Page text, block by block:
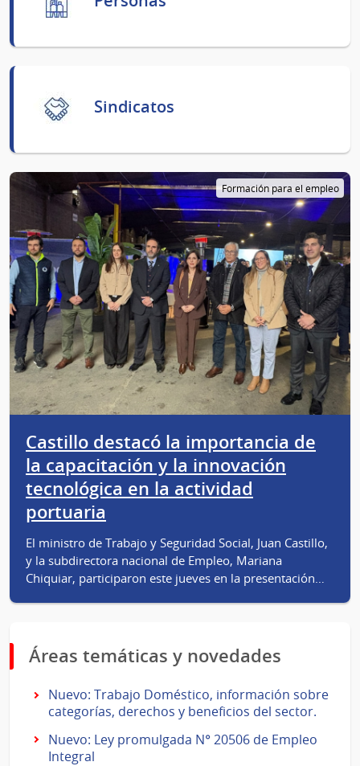
Sindicatos
Formación para el empleo
Castillo destacó la importancia de
la capacitación y la innovación
tecnológica en la actividad
portuaria
El ministro de Trabajo y Seguridad Social, Juan Castillo,
y la subdirectora nacional de Empleo, Mariana
Chiquiar, participaron este jueves en la presentación…
Áreas temáticas y novedades
Nuevo: Trabajo Doméstico, información sobre
categorías, derechos y beneficios del sector.
Nuevo: Ley promulgada N° 20506 de Empleo
Integral